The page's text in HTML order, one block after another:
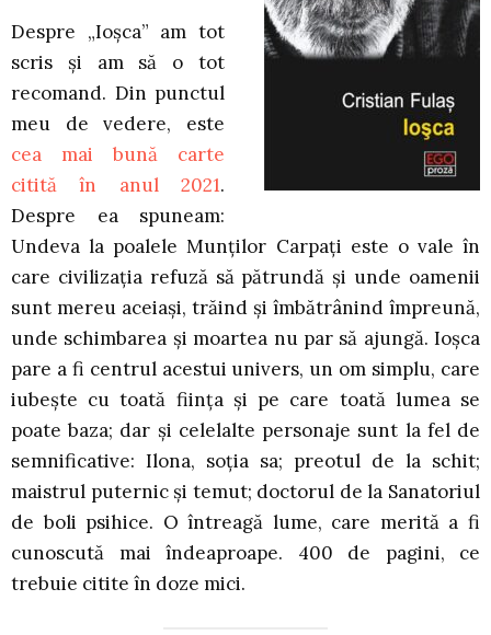
Despre „Ioșca” am tot
scris și am să o tot
recomand. Din punctul
meu de vedere, este
cea mai bună carte
citită în anul 2021.
Despre ea spuneam:
Undeva la poalele Munților Carpați este o vale în
care civilizația refuză să pătrundă și unde oamenii
sunt mereu aceiași, trăind și îmbătrânind împreună,
unde schimbarea și moartea nu par să ajungă. Ioșca
pare a fi centrul acestui univers, un om simplu, care
iubește cu toată ființa și pe care toată lumea se
poate baza; dar și celelalte personaje sunt la fel de
semnificative: Ilona, soția sa; preotul de la schit;
maistrul puternic și temut; doctorul de la Sanatoriul
de boli psihice. O întreagă lume, care merită a fi
cunoscută mai îndeaproape. 400 de pagini, ce
trebuie citite în doze mici.